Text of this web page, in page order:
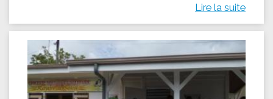
Lire la suite